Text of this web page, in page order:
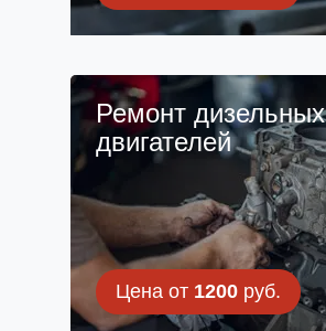
Ремонт дизельных
двигателей
Цена от 1200руб.